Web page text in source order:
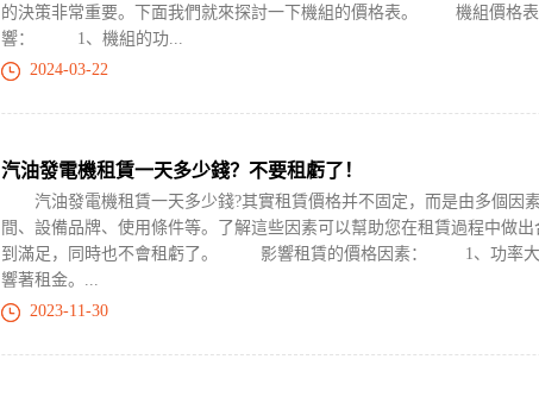
的決策非常重要。下面我們就來探討一下機組的價格表。 機組價格表
響： 1、機組的功...
2024-03-22
汽油發電機租賃一天多少錢？不要租虧了！
汽油發電機租賃一天多少錢?其實租賃價格并不固定，而是由多個因
間、設備品牌、使用條件等。了解這些因素可以幫助您在租賃過程中做
到滿足，同時也不會租虧了。 影響租賃的價格因素： 1、功率
響著租金。...
2023-11-30